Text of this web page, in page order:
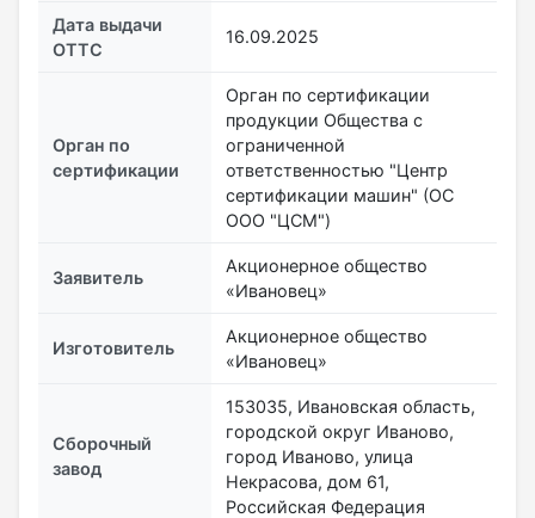
Дата выдачи
ОТТС
16.09.2025
Орган по
сертификации
Орган по сертификации
продукции Общества с
ограниченной
ответственностью "Центр
сертификации машин" (ОС
ООО "ЦСМ")
Заявитель
Акционерное общество
«Ивановец»
Изготовитель
Акционерное общество
«Ивановец»
Сборочный
завод
153035, Ивановская область,
городской округ Иваново,
город Иваново, улица
Некрасова, дом 61,
Российская Федерация